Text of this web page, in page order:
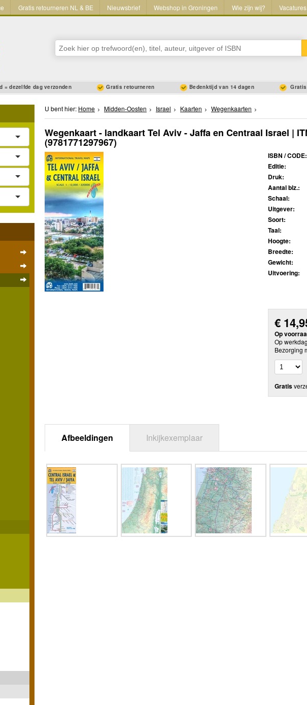
Gratis retourneren NL & BE Nieuwsbrief Webshop in Groningen Wie zijn wij? Vacatures
= dezelfde dag verzonden Gratis retourneren Bedenktijd van 14 dagen
U bent hier: Home Midden-Oosten Israel Kaarten Wegenkaarten
Wegenkaart - landkaart Tel Aviv - Jaffa en Centraal Israel |
(9781771297967)
ISBN / CODE:
Editie:
Druk:
Aantal blz.:
Schaal:
Uitgever:
Soort:
Taal:
Hoogte:
Breedte:
Gewicht:
Uitvoering:
€
Op
Op
Bezorging
Gratis
Afbeeldingen Inkijkexemplaar